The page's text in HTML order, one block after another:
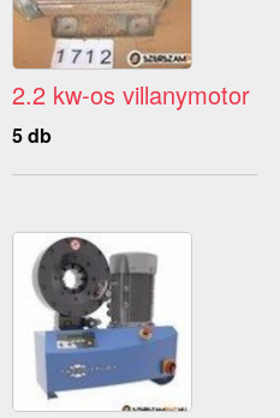
2.2 kw-os villanymotor
5 db